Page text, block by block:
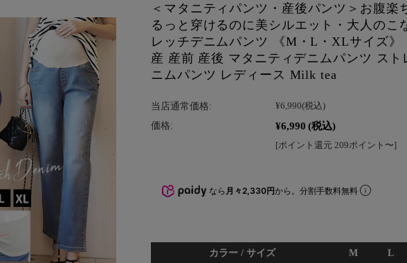
＜マタニティパンツ・産後パンツ＞お腹楽
るっと穿けるのに美シルエット・大人のこ
レッチデニムパンツ 《M・L・XLサイズ
産 産前 産後 マタニティデニムパンツ スト
ニムパンツ レディース Milk tea
当店通常価格: ¥6,990(税込)
価格: ¥6,990 (税込)
[ポイント還元 209ポイント〜]
なら 月々2,330円から。分割手数料無料
カラー / サイズ M L